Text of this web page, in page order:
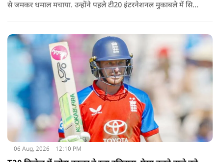
से जमकर धमाल मचाया. उन्होंने पहले टी20 इंटरनेशनल मुकाबले में सिर्फ
06 Aug, 2026 12:10 PM